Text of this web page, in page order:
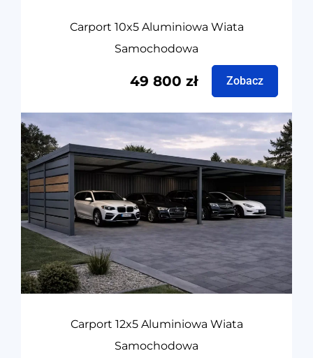
Carport 10x5 Aluminiowa Wiata
Samochodowa
49 800 zł Zobacz
Carport 12x5 Aluminiowa Wiata
Samochodowa